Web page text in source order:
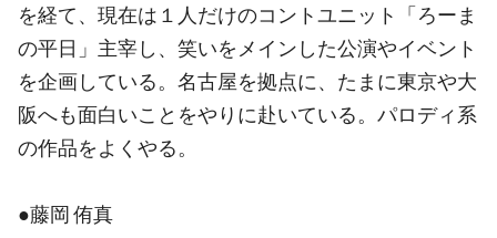
を経て、現在は１人だけのコントユニット「ろーま
の平日」主宰し、笑いをメインした公演やイベント
を企画している。名古屋を拠点に、たまに東京や大
阪へも面白いことをやりに赴いている。パロディ系
の作品をよくやる。
●藤岡 侑真